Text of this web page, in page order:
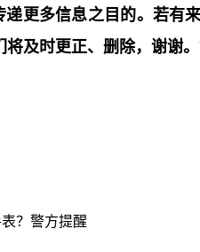
更多信息之目的。若有
及时更正、删除，谢谢。
？警方提醒